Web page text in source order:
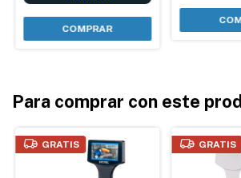
Para comprar con este
GRATIS GRATIS